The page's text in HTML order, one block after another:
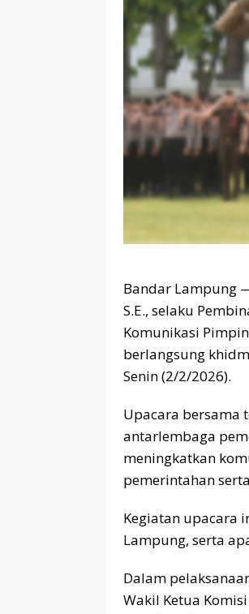
Bandar Lampung
S.E., selaku
Komunikasi
berlangsung
Senin (2/2/2026).
Upacara bersama
antarlembaga
meningkatkan
pemerintahan
Kegiatan upacara
Lampung, serta
Dalam
Wakil Ketua